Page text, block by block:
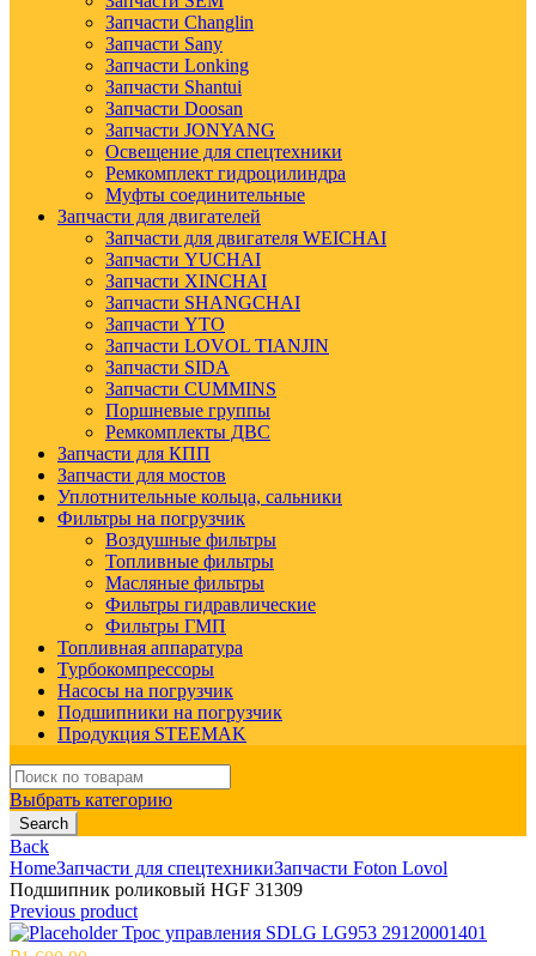
Запчасти Changlin
Запчасти Sany
Запчасти Lonking
Запчасти Shantui
Запчасти Doosan
Запчасти JONYANG
Освещение для спецтехники
Ремкомплект гидроцилиндра
Муфты соединительные
Запчасти для двигателей
Запчасти для двигателя WEICHAI
Запчасти YUCHAI
Запчасти XINCHAI
Запчасти SHANGCHAI
Запчасти YTO
Запчасти LOVOL TIANJIN
Запчасти SIDA
Запчасти CUMMINS
Поршневые группы
Ремкомплекты ДВС
Запчасти для КПП
Запчасти для мостов
Уплотнительные кольца, сальники
Фильтры на погрузчик
Воздушные фильтры
Топливные фильтры
Масляные фильтры
Фильтры гидравлические
Фильтры ГМП
Топливная аппаратура
Турбокомпрессоры
Насосы на погрузчик
Подшипники на погрузчик
Продукция STEEMAK
Search
for:
Выбрать категорию
Search
Back
HomeЗапчасти для спецтехникиЗапчасти Foton Lovol
Подшипник роликовый HGF 31309
Previous product
Трос управления SDLG LG953 29120001401